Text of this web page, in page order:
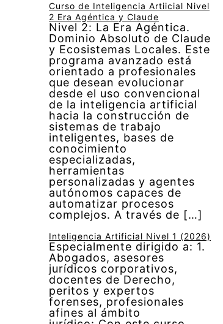
Curso de Inteligencia Artiicial Nivel
2 Era Agéntica y Claude
Nivel 2: La Era Agéntica.
Dominio Absoluto de Claude
y Ecosistemas Locales. Este
programa avanzado está
orientado a profesionales
que desean evolucionar
desde el uso convencional
de la inteligencia artificial
hacia la construcción de
sistemas de trabajo
inteligentes, bases de
conocimiento
especializadas,
herramientas
personalizadas y agentes
autónomos capaces de
automatizar procesos
complejos. A través de […]
Inteligencia Artificial Nivel 1 (2026)
Especialmente dirigido a: 1.
Abogados, asesores
jurídicos corporativos,
docentes de Derecho,
peritos y expertos
forenses, profesionales
afines al ámbito